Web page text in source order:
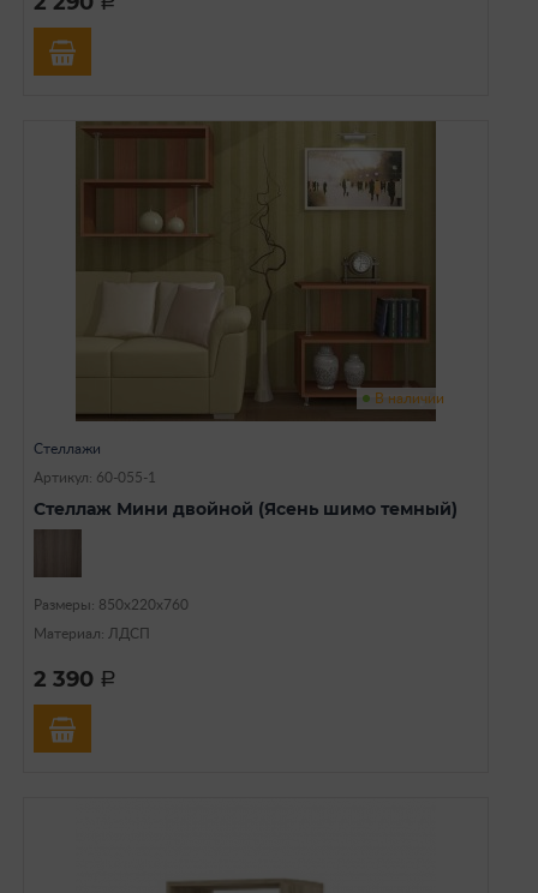
В наличии
Стеллажи
Артикул: 60-055-1
Стеллаж Мини двойной (Ясень шимо темный)
Размеры: 850х220х760
Материал: ЛДСП
2 390 a